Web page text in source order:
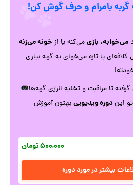
گربه بامرام و حرف گوش کن!
می‌خوابه، بازیمی‌کنه یا از خونه می‌زنه
یا تازه می‌خوای یه گربه بیاری
تا مراقبت و تخلیه انرژی گربه‌ها
ایندوره ویدیوییبهتون آموزش
۵۰۰,۰۰۰ تومان
بیشتر در مورد دوره